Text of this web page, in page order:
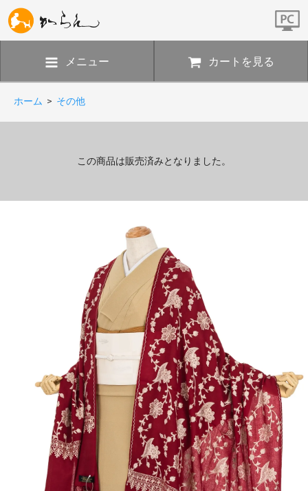
メニュー カートを見る
ホーム > その他
この商品は販売済みとなりました。